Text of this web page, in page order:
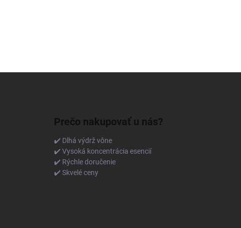
Prečo nakupovať u nás?
✔️ Dlhá výdrž vône
✔️ Vysoká koncentrácia esencií
✔️ Rýchle doručenie
✔️ Skvelé ceny